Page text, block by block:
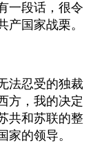
一段话，很令
产国家战栗。
法忍受的独裁
方，我的决定
共和苏联的整
家的领导。